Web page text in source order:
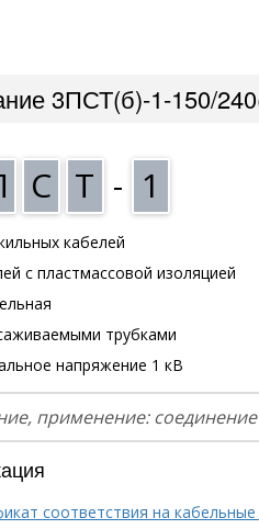
3ПСТ(б)-1-150/
С Т - 1
кабелей
с пластмассовой изоляцией
трубками
напряжение 1 кВ
применение:
соответствия на